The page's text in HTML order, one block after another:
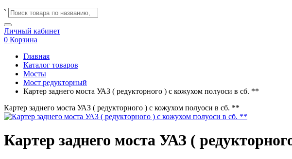
`
Личный кабинет
0 Корзина
Главная
Каталог товаров
Мосты
Мост редукторный
Картер заднего моста УАЗ ( редукторного ) с кожухом полуоси в сб. **
Картер заднего моста УАЗ ( редукторного ) с кожухом полуоси в сб. **
Картер заднего моста УАЗ (